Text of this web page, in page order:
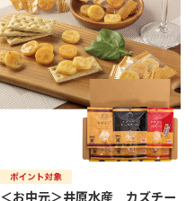
＜お中元＞井原水産 カズチー